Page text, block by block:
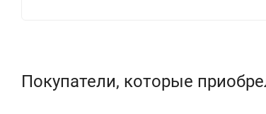
Покупатели, которые